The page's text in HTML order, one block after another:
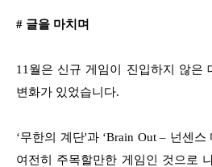
# 글을 마치며
11월은 신규 게임이 진입하지 않은
변화가 있었습니다.
‘무한의 계단'과 ‘Brain Out – 넌센
여전히 주목할만한 게임인 것으로